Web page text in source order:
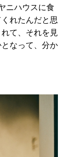
ニハウスに食
れたんだと思
て、それを見
なって、分か